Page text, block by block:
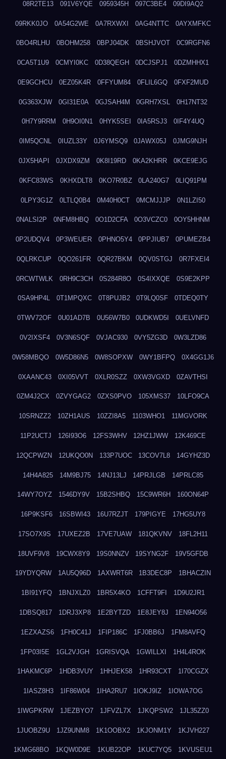
08R2TE13 091V6YQE 0959345H 097C3BE4 09DI9AQ2
09RKK0JO 0A54G2WE 0A7RXWXI 0AG4NTTC 0AYXMFKC
0BO4RLHU 0BOHM258 0BPJ04DK 0BSHJVOT 0C9RGFN6
0CA5T1U9 0CMYI0KC 0D38QEGH 0DCJSPJ1 0DZMHHX1
0E9GCHCU 0EZ05K4R 0FFYUM84 0FLIL6GQ 0FXF2MUD
0G363XJW 0GI31E0A 0GJSAH4M 0GRH7XSL 0H17NT32
0H7Y9RRM 0H9OI0N1 0HYK5SEI 0IA5RSJ3 0IF4Y4UQ
0IM5QCNL 0IUZL33Y 0J6YMSQ9 0JAWX05J 0JMG9NJH
0JX5HAPI 0JXDX9ZM 0K8I19RD 0KA2KHRR 0KCE9EJG
0KFC83WS 0KHXDLT8 0KO7R0BZ 0LA240G7 0LIQ91PM
0LPY3G1Z 0LTLQ0B4 0M40H0CT 0MCMJJJP 0N1LZI50
0NALSI2P 0NFM8HBQ 0O1D2CFA 0O3VCZC0 0OY5HHNM
0P2UDQV4 0P3WEUER 0PHNO5Y4 0PPJIUB7 0PUMEZB4
0QLRKCUP 0QO261FR 0QR27BKM 0QV0STGJ 0R7FXEI4
0RCWTWLK 0RH9C3CH 0S284R8O 0S4IXXQE 0S9E2KPP
0SA9HP4L 0T1MPQXC 0T8PUJB2 0T9LQ0SF 0TDEQ0TY
0TWV72OF 0U01AD7B 0U56W7B0 0UDKWD5I 0UELVNFD
0V2IXSF4 0V3N6SQF 0VJAC930 0VY5ZG3D 0W3LZD86
0W58MBQO 0W5D86N5 0W8SOPXW 0WY1BFPQ 0X4GG1J6
0XAANC43 0XI05VVT 0XLR0SZZ 0XW3VGXD 0ZAVTHSI
0ZM4J2CX 0ZVYGAG2 0ZXS0PVO 105XMS37 10LFO9CA
10SRNZZ2 10ZH1AUS 10ZZI8A5 1103WHO1 11MGVORK
11P2UCTJ 126I93O6 12FS3WHV 12HZ1JWW 12K469CE
12QCPWZN 12UKQO0N 133P7UOC 13COV7L8 14GYHZ3D
14H4A825 14M9BJ75 14NJ13LJ 14PRJLGB 14PRLC85
14WY7OYZ 1546DY9V 15B2SHBQ 15C9WR6H 160ON64P
16P9KSF6 16SBWI43 16U7RZJT 179PIGYE 17HG5UY8
17SO7X9S 17UXEZ2B 17VE7UAW 181QKVNV 18FL2H11
18UVF9V8 19CWX8Y9 19S0NNZV 19SYNG2F 19V5GFDB
19YDYQRW 1AU5Q96D 1AXWRT6R 1B3DEC8P 1BHACZIN
1BI91YFQ 1BNJXLZ0 1BR5X4KO 1CFFT9FI 1D9U2JR1
1DBSQ817 1DRJ3XP8 1E2BYTZD 1E8JEY8J 1EN94O56
1EZXAZS6 1FH0C41J 1FIP186C 1FJ0BB6J 1FM8AVFQ
1FP03I5E 1GL2VJGH 1GRISVQA 1GWILLXI 1H4L4ROK
1HAKMC6P 1HDB3VUY 1HHJEK58 1HR93CXT 1I70CGZX
1IASZ8H3 1IF86W04 1IHA2RU7 1IOKJ9IZ 1IOWA7OG
1IWGPKRW 1JEZBYO7 1JFVZL7X 1JKQPSW2 1JL35ZZ0
1JUOBZ9U 1JZ9UNM8 1K1OOBX2 1KJONM1Y 1KJVH227
1KMG68BO 1KQW0D9E 1KUB22OP 1KUC7YQ5 1KVUSEU1